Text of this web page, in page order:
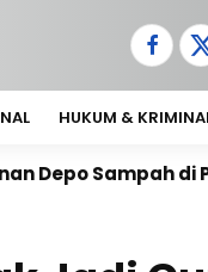
HUKUM &
di Pondok